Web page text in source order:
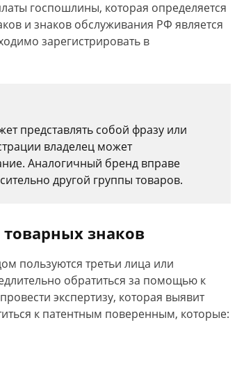
госпошлины, которая определяется
и знаков обслуживания РФ является
зарегистрировать в
представлять собой фразу или
владелец может
Аналогичный бренд вправе
другой группы товаров.
знаков
пользуются третьи лица или
обратиться за помощью к
экспертизу, которая выявит
к патентным поверенным, которые: